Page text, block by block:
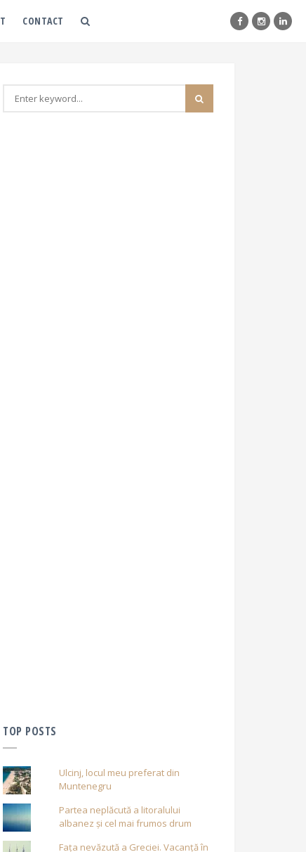
CONTACT
TOP POSTS
Ulcinj, locul meu preferat din
Muntenegru
Partea neplăcută a litoralului
albanez și cel mai frumos drum
Fața nevăzută a Greciei. Vacanță în